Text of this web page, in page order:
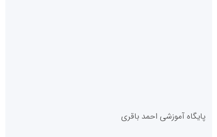
پایگاه آموزشی احمد باقری